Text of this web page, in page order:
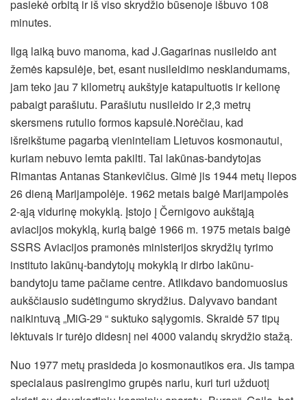
pasiekė orbitą ir iš viso skrydžio būsenoje išbuvo 108
minutes.
Ilgą laiką buvo manoma, kad J.Gagarinas nusileido ant
žemės kapsulėje, bet, esant nusileidimo nesklandumams,
jam teko jau 7 kilometrų aukštyje katapultuotis ir kelionę
pabaigt parašiutu. Parašiutu nusileido ir 2,3 metrų
skersmens rutulio formos kapsulė.Norėčiau, kad
išreikštume pagarbą vieninteliam Lietuvos kosmonautui,
kuriam nebuvo lemta pakilti. Tai lakūnas-bandytojas
Rimantas Antanas Stankevičius. Gimė jis 1944 metų liepos
26 dieną Marijampolėje. 1962 metais baigė Marijampolės
2-ąją vidurinę mokyklą. Įstojo į Černigovo aukštąją
aviacijos mokyklą, kurią baigė 1966 m. 1975 metais baigė
SSRS Aviacijos pramonės ministerijos skrydžių tyrimo
instituto lakūnų-bandytojų mokyklą ir dirbo lakūnu-
bandytoju tame pačiame centre. Atlikdavo bandomuosius
aukščiausio sudėtingumo skrydžius. Dalyvavo bandant
naikintuvą „MiG-29 “ suktuko sąlygomis. Skraidė 57 tipų
lėktuvais ir turėjo didesnį nei 4000 valandų skrydžio stažą.
Nuo 1977 metų prasideda jo kosmonautikos era. Jis tampa
specialaus pasirengimo grupės nariu, kuri turi užduotį